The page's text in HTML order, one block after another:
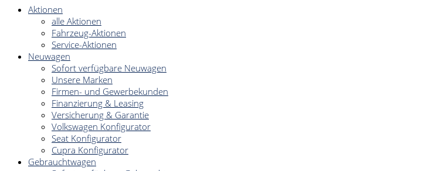
Aktionen
alle Aktionen
Fahrzeug-Aktionen
Service-Aktionen
Neuwagen
Sofort verfügbare Neuwagen
Unsere Marken
Firmen- und Gewerbekunden
Finanzierung & Leasing
Versicherung & Garantie
Volkswagen Konfigurator
Seat Konfigurator
Cupra Konfigurator
Gebrauchtwagen